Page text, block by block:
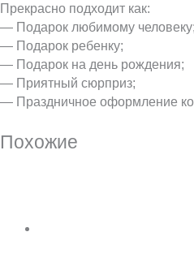
Прекрасно подходит как:
— Подарок любимому человеку;
— Подарок ребенку;
— Подарок на день рождения;
— Приятный сюрприз;
— Праздничное оформление
Похожие